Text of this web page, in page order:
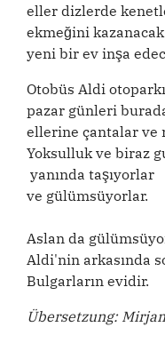
eller dizlerde
ekmeğini
yeni bir ev inşa
Otobüs Aldi
pazar günleri
ellerine çantalar ve
Yoksulluk ve biraz
yanında taşıyorlar
ve gülümsüyorlar.
Aslan da
Aldi'nin arkasında
Bulgarların evidir.
Übersetzung: